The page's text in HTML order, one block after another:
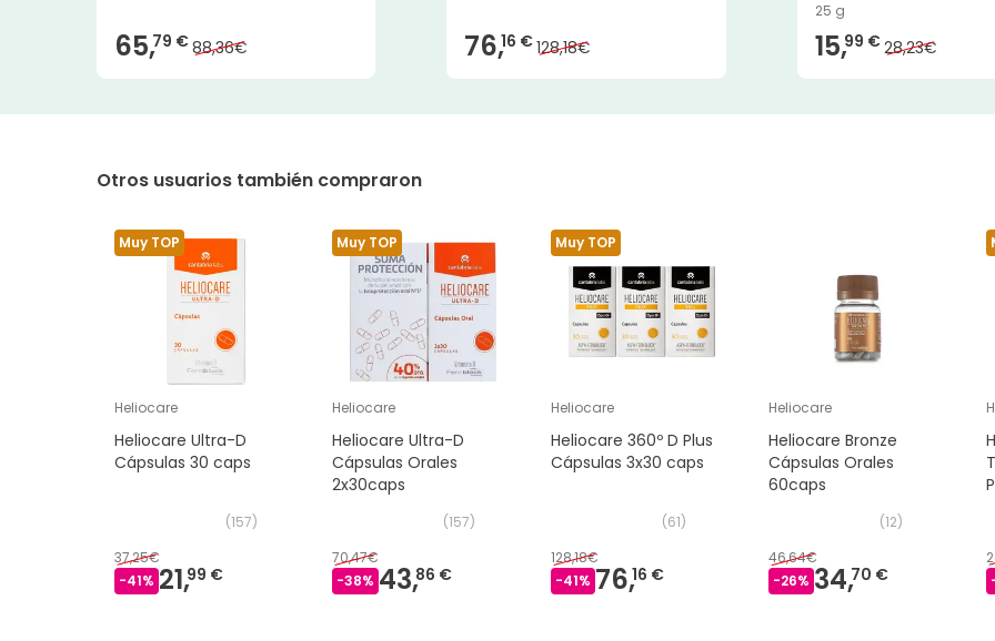
65,79 €88,36€ 76,16 €128,18€
25 g
15,99 €28,23€
Otros usuarios también compraron
Muy TOP
Heliocare
Heliocare Ultra-D
Cápsulas 30 caps
(157)
37,25€
-41% 21,99 €
Muy TOP
Heliocare
Heliocare Ultra-D
Cápsulas Orales
2x30caps
(157)
70,47€
-38% 43,86 €
Muy TOP
Heliocare
Heliocare 360º D Plus
Cápsulas 3x30 caps
(61)
128,18€
-41% 76,16 €
Heliocare
Heliocare Bronze
Cápsulas Orales
60caps
(12)
46,64€
-26% 34,70 €